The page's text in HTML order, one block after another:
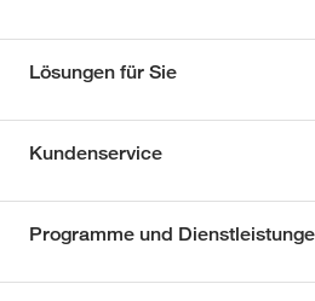
Lösungen für Sie
Kundenservice
Programme und